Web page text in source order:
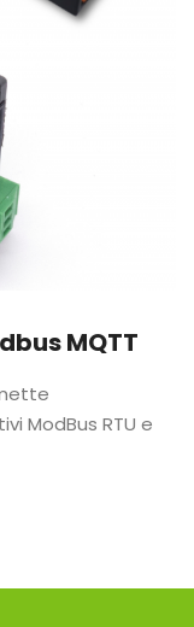
MQTT
ModBus RTU e